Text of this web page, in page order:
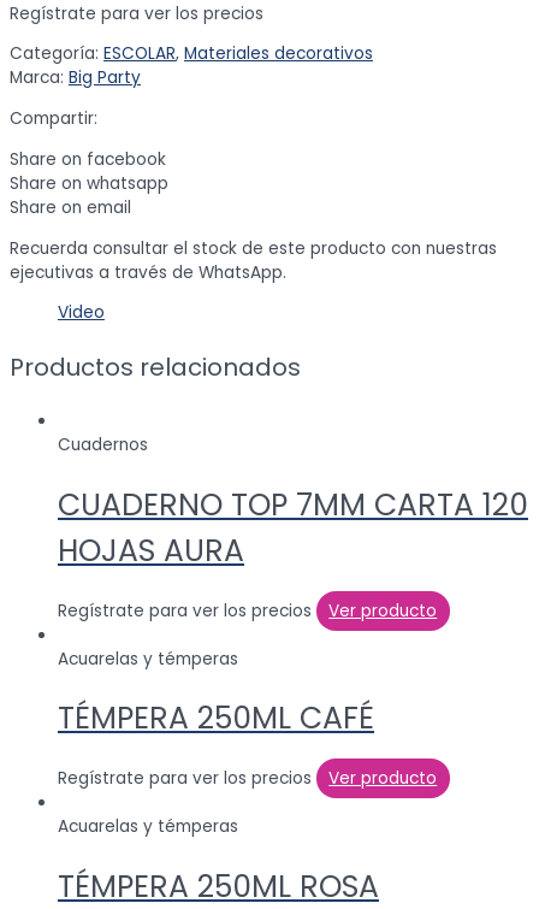
Regístrate para ver los precios
Categoría: ESCOLAR, Materiales decorativos
Marca: Big Party
Compartir:
Share on facebook
Share on whatsapp
Share on email
Recuerda consultar el stock de este producto con nuestras
ejecutivas a través de WhatsApp.
Video
Productos relacionados
Cuadernos
CUADERNO TOP 7MM CARTA 120
HOJAS AURA
Regístrate para ver los precios Ver producto
Acuarelas y témperas
TÉMPERA 250ML CAFÉ
Regístrate para ver los precios Ver producto
Acuarelas y témperas
TÉMPERA 250ML ROSA